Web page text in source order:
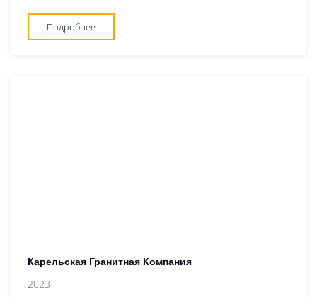
Подробнее
Карельская Гранитная Компания
2023